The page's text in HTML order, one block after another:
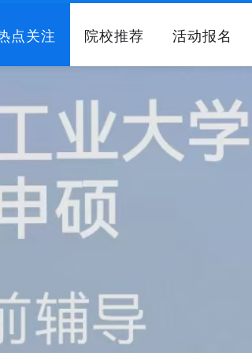
点关注 院校推荐 活动报名